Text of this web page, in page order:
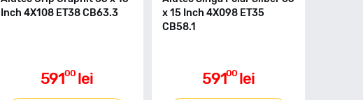
Inch 4X108 ET38 CB63.3
59100 lei
x 15 Inch 4X098 ET35
CB58.1
59100 lei